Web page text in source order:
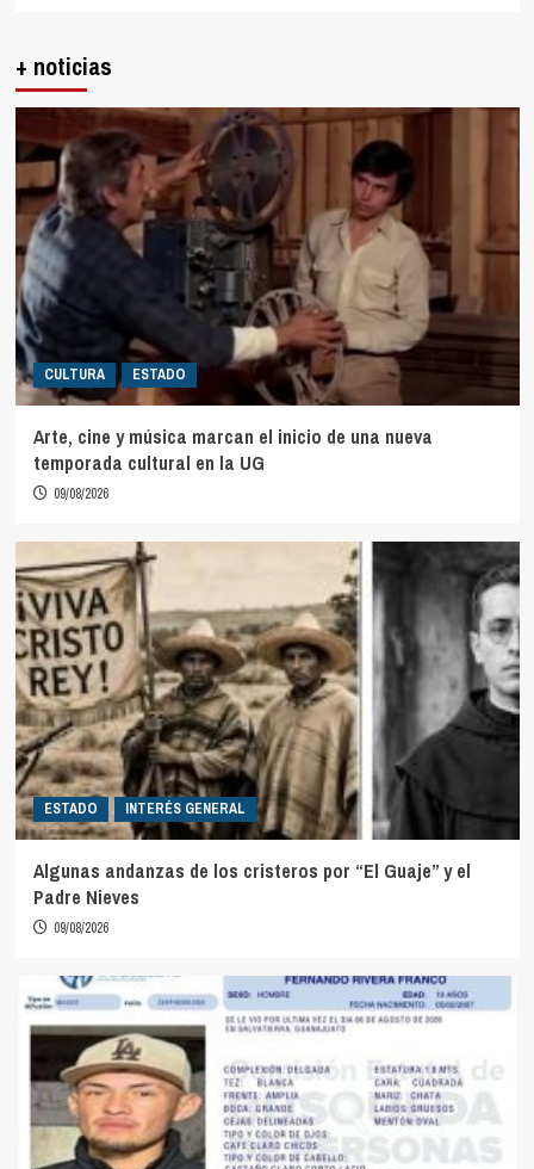
+ noticias
CULTURA ESTADO
Arte, cine y música marcan el inicio de una nueva
temporada cultural en la UG
09/08/2026
ESTADO INTERÉS GENERAL
Algunas andanzas de los cristeros por “El Guaje” y el
Padre Nieves
09/08/2026